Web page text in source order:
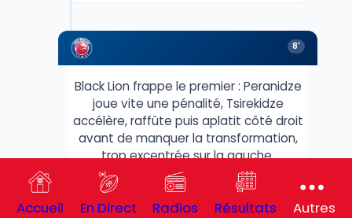
8'
Black Lion frappe le premier : Peranidze
joue vite une pénalité, Tsirekidze
accélère, raffûte puis aplatit côté droit
avant de manquer la transformation,
trop excentrée sur la gauche.
Accueil En Direct Radios Résultats Autres